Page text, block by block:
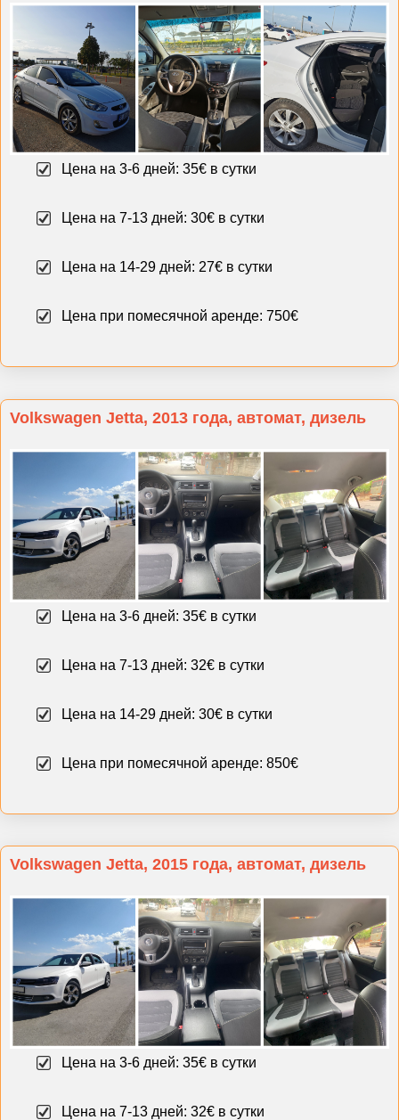
Цена на 3-6 дней: 35€ в сутки
Цена на 7-13 дней: 30€ в сутки
Цена на 14-29 дней: 27€ в сутки
Цена при помесячной аренде: 750€
Volkswagen Jetta, 2013 года, автомат, дизель
Цена на 3-6 дней: 35€ в сутки
Цена на 7-13 дней: 32€ в сутки
Цена на 14-29 дней: 30€ в сутки
Цена при помесячной аренде: 850€
Volkswagen Jetta, 2015 года, автомат, дизель
Цена на 3-6 дней: 35€ в сутки
Цена на 7-13 дней: 32€ в сутки